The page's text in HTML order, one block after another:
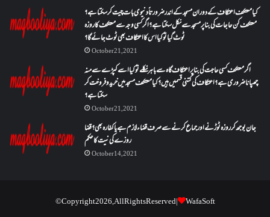
کیا معتکف اعتکاف کے دوران مسجد کے اندر ضرورتاً دنیوی بات چیت کر سکتا ہے؟
معتکف کن حاجات کی بنا پر مسجد سے نکل سکتا ہے؟ اگر کسی وجہ سے معتکف کا روزہ
ٹوٹ گیا تو کیا اس کا اعتکاف بھی ٹوٹ جائے گا؟
October 21, 2021
اگر معتکف کسی حاجت کی بنا پر اعتکاف گاہ سے باہر نکلے تو کیا اسے کپڑے سے منہ
چھپانا ضروری ہے؟اعتکاف کی کتنی قسمیں ہیں؟کیا معتکف مسجد میں خرید و فروخت کر
سکتا ہے؟
October 21, 2021
جان بوجھ کر روزہ ٹوڑنے اور جماع کرنے سے صرف قضاء لازم ہے یا کفارہ بھی؟ قضا
روزے کی نیت کا حکم
October 14, 2021
© Copyright 2026, All Rights Reserved |
WafaSoft